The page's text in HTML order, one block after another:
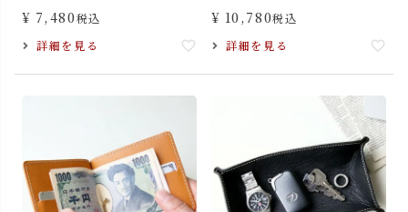
¥ 7,480税込
詳細を見る
¥ 10,780税込
詳細を見る